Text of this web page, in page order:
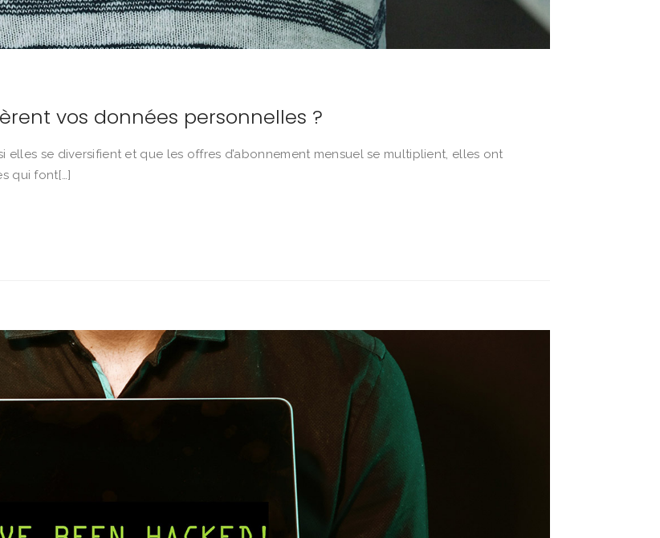
vos données personnelles ?
se diversifient et que les offres d’abonnement mensuel se multiplient, elles ont
qui font[…]